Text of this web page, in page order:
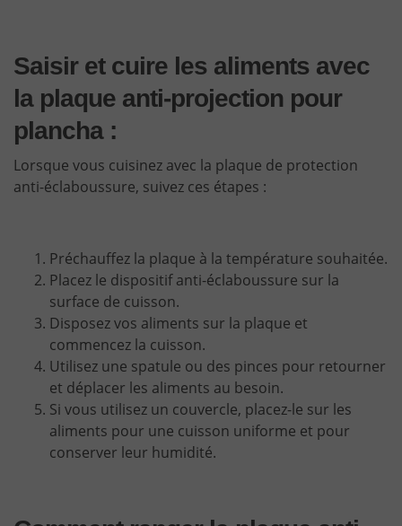
Saisir et cuire les aliments avec
la plaque anti-projection pour
plancha :
Lorsque vous cuisinez avec la plaque de protection
anti-éclaboussure, suivez ces étapes :
Préchauffez la plaque à la température souhaitée.
Placez le dispositif anti-éclaboussure sur la
surface de cuisson.
Disposez vos aliments sur la plaque et
commencez la cuisson.
Utilisez une spatule ou des pinces pour retourner
et déplacer les aliments au besoin.
Si vous utilisez un couvercle, placez-le sur les
aliments pour une cuisson uniforme et pour
conserver leur humidité.